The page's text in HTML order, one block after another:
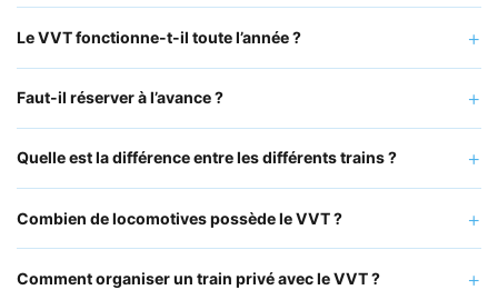
Le VVT fonctionne-t-il toute l’année ?
Faut-il réserver à l’avance ?
Quelle est la différence entre les différents trains ?
Combien de locomotives possède le VVT ?
Comment organiser un train privé avec le VVT ?